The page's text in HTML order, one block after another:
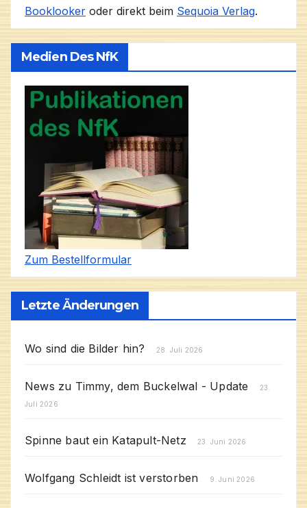
Booklooker oder direkt beim Sequoia Verlag.
Medien Des NfK
Zum Bestellformular
Letzte Änderungen
Wo sind die Bilder hin? 28. Juli 2026
News zu Timmy, dem Buckelwal - Update
23.
Juli 2026
Spinne baut ein Katapult-Netz 23. Juni 2026
Wolfgang Schleidt ist verstorben 9. Juni 2026